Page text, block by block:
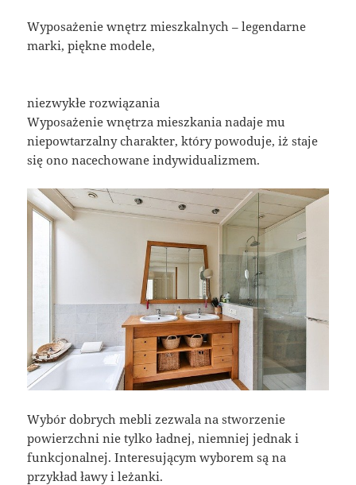
Wyposażenie wnętrz mieszkalnych – legendarne
marki, piękne modele,
niezwykłe rozwiązania
Wyposażenie wnętrza mieszkania nadaje mu
niepowtarzalny charakter, który powoduje, iż staje
się ono nacechowane indywidualizmem.
Wybór dobrych mebli zezwala na stworzenie
powierzchni nie tylko ładnej, niemniej jednak i
funkcjonalnej. Interesującym wyborem są na
przykład ławy i leżanki.